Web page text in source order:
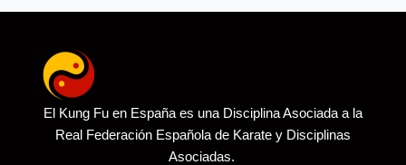
El Kung Fu en España es una Disciplina Asociada a la
Real Federación Española de Karate y Disciplinas
Asociadas.